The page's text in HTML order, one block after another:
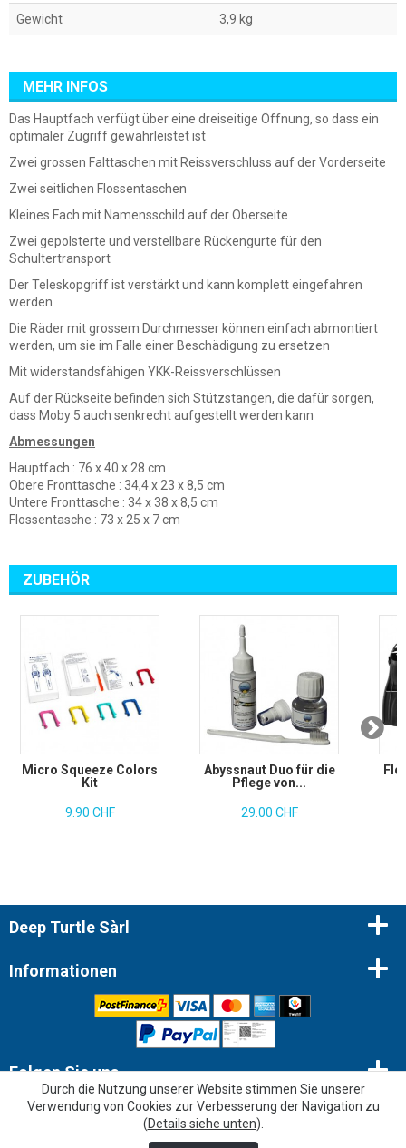
Gewicht 3,9 kg
MEHR INFOS
Das Hauptfach verfügt über eine dreiseitige Öffnung, so dass ein
optimaler Zugriff gewährleistet ist
Zwei grossen Falttaschen mit Reissverschluss auf der Vorderseite
Zwei seitlichen Flossentaschen
Kleines Fach mit Namensschild auf der Oberseite
Zwei gepolsterte und verstellbare Rückengurte für den
Schultertransport
Der Teleskopgriff ist verstärkt und kann komplett eingefahren
werden
Die Räder mit grossem Durchmesser können einfach abmontiert
werden, um sie im Falle einer Beschädigung zu ersetzen
Mit widerstandsfähigen YKK-Reissverschlüssen
Auf der Rückseite befinden sich Stützstangen, die dafür sorgen,
dass Moby 5 auch senkrecht aufgestellt werden kann
Abmessungen
Hauptfach : 76 x 40 x 28 cm
Obere Fronttasche : 34,4 x 23 x 8,5 cm
Untere Fronttasche : 34 x 38 x 8,5 cm
Flossentasche : 73 x 25 x 7 cm
ZUBEHÖR
Micro Squeeze Colors
Kit
9.90 CHF
Abyssnaut Duo für die
Pflege von...
29.00 CHF
Deep Turtle Sàrl
Informationen
Folgen Sie uns
Newsletter
Durch die Nutzung unserer Website stimmen Sie unserer
Verwendung von Cookies zur Verbesserung der Navigation zu
(Details siehe unten).